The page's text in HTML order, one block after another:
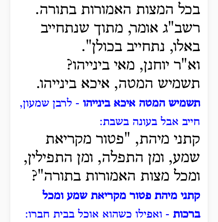
בכל המצות האמורות בתורה.
רשב"ג אומר, מתוך שנתחייב
באלו, נתחייב בכולן".
וא"ר יוחנן, מאי בינייהו?
תשמיש המטה, איכא בינייהו.
תשמיש המטה איכא בינייהו - לרבן שמעון,
חייב אבל בעונה בשבת:
קתני מיהת, "פטור מקריאת
שמע, ומן התפלה, ומן התפילין,
ומכל מצות האמורות בתורה"?
קתני מיהת פטור מקריאת שמע ומכל
ברכות - ואפילו כשהוא אוכל בבית חברו: